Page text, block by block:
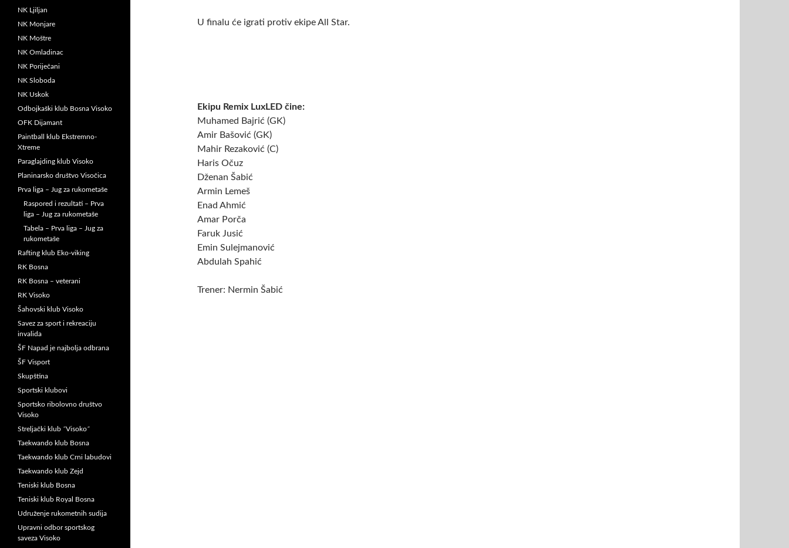
U finalu će igrati protiv ekipe All Star.
Ekipu Remix LuxLED čine:
Muhamed Bajrić (GK)
Amir Bašović (GK)
Mahir Rezaković (C)
Haris Očuz
Dženan Šabić
Armin Lemeš
Enad Ahmić
Amar Porča
Faruk Jusić
Emin Sulejmanović
Abdulah Spahić
Trener: Nermin Šabić
NK Ljiljan
NK Monjare
NK Moštre
NK Omladinac
NK Poriječani
NK Sloboda
NK Uskok
Odbojkaški klub Bosna Visoko
OFK Dijamant
Paintball klub Ekstremno-
Xtreme
Paraglajding klub Visoko
Planinarsko društvo Visočica
Prva liga – Jug za rukometaše
Raspored i rezultati – Prva
liga – Jug za rukometaše
Tabela – Prva liga – Jug za
rukometaše
Rafting klub Eko-viking
RK Bosna
RK Bosna – veterani
RK Visoko
Šahovski klub Visoko
Savez za sport i rekreaciju
invalida
ŠF Napad je najbolja odbrana
ŠF Visport
Skupština
Sportski klubovi
Sportsko ribolovno društvo
Visoko
Streljački klub ˝Visoko˝
Taekwando klub Bosna
Taekwando klub Crni labudovi
Taekwando klub Zejd
Teniski klub Bosna
Teniski klub Royal Bosna
Udruženje rukometnih sudija
Upravni odbor sportskog
saveza Visoko